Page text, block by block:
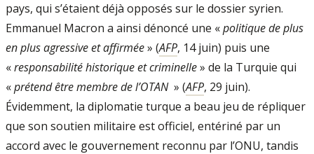
pays, qui s’étaient déjà opposés sur le dossier syrien.
Emmanuel Macron a ainsi dénoncé une «politique de plus
en plus agressive et affirmée» (AFP, 14 juin) puis une
«responsabilité historique et criminelle» de la Turquie qui
«prétend être membre de l’OTAN » (AFP, 29 juin).
Évidemment, la diplomatie turque a beau jeu de répliquer
que son soutien militaire est officiel, entériné par un
accord avec le gouvernement reconnu par l’ONU, tandis